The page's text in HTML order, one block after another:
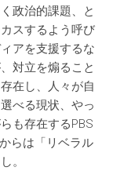
政治的課題、と
スするよう呼び
アを支援するな
対立を煽ること
在し、人々が自
べる現状、やっ
も存在するPBS
らは「リベラル
。